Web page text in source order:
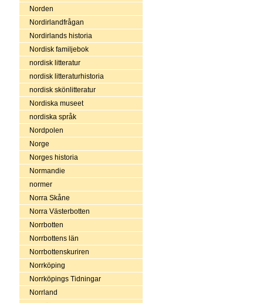
Norden
Nordirlandfrågan
Nordirlands historia
Nordisk familjebok
nordisk litteratur
nordisk litteraturhistoria
nordisk skönlitteratur
Nordiska museet
nordiska språk
Nordpolen
Norge
Norges historia
Normandie
normer
Norra Skåne
Norra Västerbotten
Norrbotten
Norrbottens län
Norrbottenskuriren
Norrköping
Norrköpings Tidningar
Norrland